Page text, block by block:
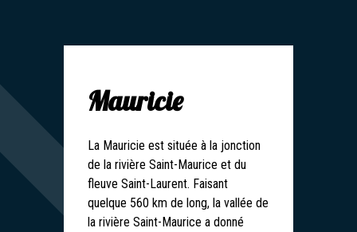
Mauricie
La Mauricie est située à la jonction
de la rivière Saint-Maurice et du
fleuve Saint-Laurent. Faisant
quelque 560 km de long, la vallée de
la rivière Saint-Maurice a donné